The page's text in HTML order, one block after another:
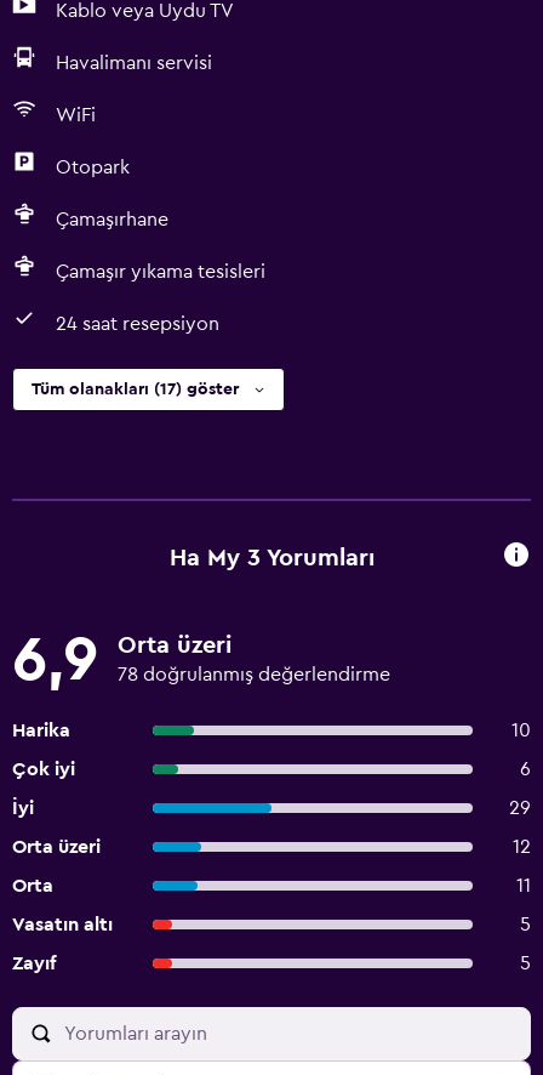
Kablo veya Uydu TV
Havalimanı servisi
WiFi
Otopark
Çamaşırhane
Çamaşır yıkama tesisleri
24 saat resepsiyon
Tüm olanakları (17) göster
Ha My 3 Yorumları
6,9 Orta üzeri
78 doğrulanmış değerlendirme
Harika
10
Çok iyi
6
İyi
29
Orta üzeri
12
Orta
11
Vasatın altı
5
Zayıf
5